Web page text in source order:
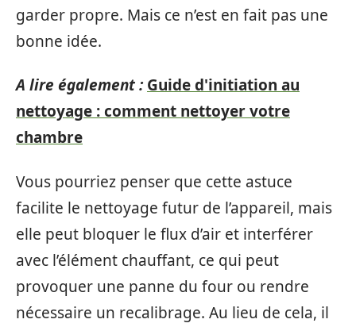
garder propre. Mais ce n’est en fait pas une
bonne idée.
A lire également : Guide d'initiation au
nettoyage : comment nettoyer votre
chambre
Vous pourriez penser que cette astuce
facilite le nettoyage futur de l’appareil, mais
elle peut bloquer le flux d’air et interférer
avec l’élément chauffant, ce qui peut
provoquer une panne du four ou rendre
nécessaire un recalibrage. Au lieu de cela, il